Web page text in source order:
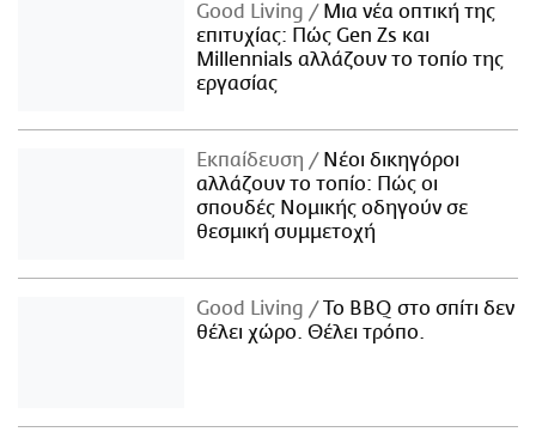
Good Living
Μια νέα οπτική της
επιτυχίας: Πώς Gen Zs και
Millennials αλλάζουν το τοπίο της
εργασίας
Εκπαίδευση
Νέοι δικηγόροι
αλλάζουν το τοπίο: Πώς οι
σπουδές Νομικής οδηγούν σε
θεσμική συμμετοχή
Good Living
Το BBQ στο σπίτι δεν
θέλει χώρο. Θέλει τρόπο.